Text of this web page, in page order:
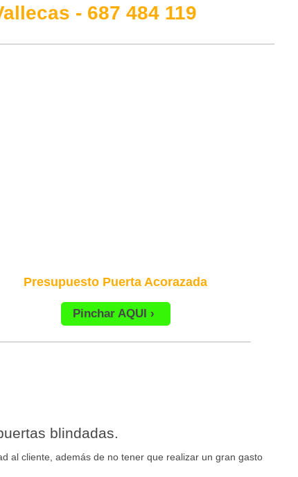
- 687 484 119
Presupuesto Puerta Acorazada
Pinchar AQUI
blindadas.
al cliente, además de no tener que realizar un gran gasto